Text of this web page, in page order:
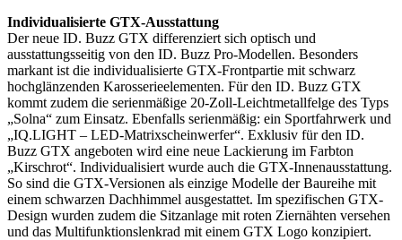
Individualisierte GTX-Ausstattung
Der neue ID. Buzz GTX differenziert sich optisch und
ausstattungsseitig von den ID. Buzz Pro-Modellen. Besonders
markant ist die individualisierte GTX-Frontpartie mit schwarz
hochglänzenden Karosserieelementen. Für den ID. Buzz GTX
kommt zudem die serienmäßige 20-Zoll-Leichtmetallfelge des Typs
„Solna“ zum Einsatz. Ebenfalls serienmäßig: ein Sportfahrwerk und
„IQ.LIGHT – LED-Matrixscheinwerfer“. Exklusiv für den ID.
Buzz GTX angeboten wird eine neue Lackierung im Farbton
„Kirschrot“. Individualisiert wurde auch die GTX-Innenausstattung.
So sind die GTX-Versionen als einzige Modelle der Baureihe mit
einem schwarzen Dachhimmel ausgestattet. Im spezifischen GTX-
Design wurden zudem die Sitzanlage mit roten Ziernähten versehen
und das Multifunktionslenkrad mit einem GTX Logo konzipiert.